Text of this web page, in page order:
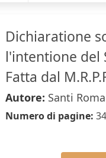
Dichiaratione
l'intentione del
Fatta dal
Autore: Santi
Numero di pagine: